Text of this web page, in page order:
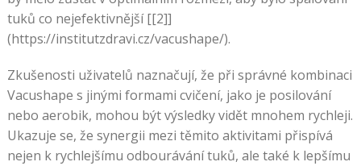
tuků co nejefektivnější [[2]]
(https://institutzdravi.cz/vacushape/).
Zkušenosti uživatelů naznačují, že při správné kombinaci
Vacushape s jinými formami cvičení, jako je posilování
nebo aerobik, mohou být výsledky vidět mnohem rychleji.
Ukazuje se, že synergii mezi těmito aktivitami přispívá
nejen k rychlejšímu odbourávání tuků, ale také k lepšímu